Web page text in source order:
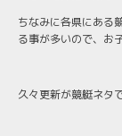
ちなみに各県にある
る事が多いので、お
久々更新が競艇ネタ